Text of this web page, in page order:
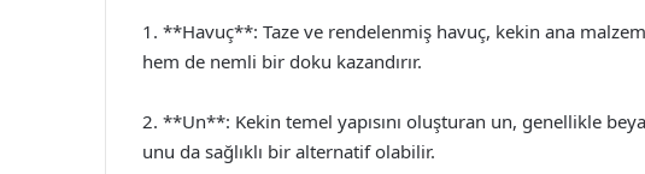
1. **Havuç**: Taze ve rendelenmiş havuç, kekin ana
hem de nemli bir doku kazandırır.
2. **Un**: Kekin temel yapısını oluşturan un, genellikle
unu da sağlıklı bir alternatif olabilir.